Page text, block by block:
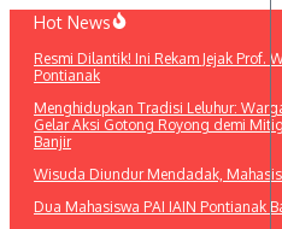
Lewati
konten
Hot News
Resmi Dilantik! Ini Rekam Jejak Prof.
Pontianak
Menghidupkan Tradisi Leluhur:
Gelar Aksi Gotong Royong demi
Banjir
Wisuda Diundur Mendadak,
Dua Mahasiswa PAI IAIN Pontianak